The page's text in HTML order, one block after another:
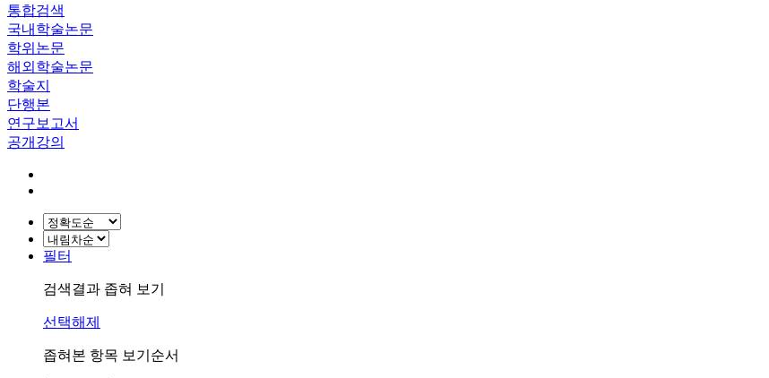
통합검색
국내학술논문
학위논문
해외학술논문
학술지
단행본
연구보고서
공개강의
필터
검색결과 좁혀 보기
선택해제
좁혀본 항목 보기순서